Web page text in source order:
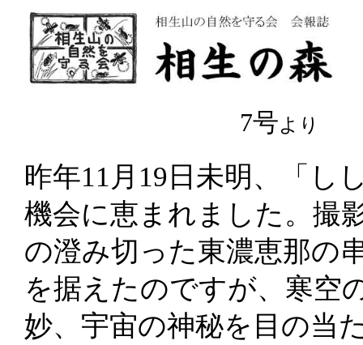
7号より
昨年11月19日未明、「し
機会に恵まれました。撮
の澄み切った東濃恵那の
を据えたのですが、寒空
妙、宇宙の神秘を目の当